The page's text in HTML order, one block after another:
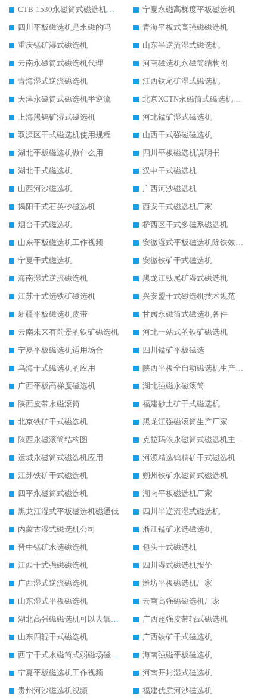
CTB-1530永磁筒式磁选机代理商
宁夏永磁高梯度平板磁选机
四川平板磁选机是永磁的吗
青海平板式高强磁磁选机
重庆锰矿湿式磁选机
山东半逆流湿式磁选机
云南永磁筒式磁选机代理
河南磁选机永磁筒结构图
青海湿式逆流磁选机
江西钛尾矿湿式磁选机
天津永磁筒式磁选机半逆流
北京XCTN永磁筒式磁选机磁块位置
上海黑钨矿湿式磁选机
河北锰矿湿式磁选机
双滦区干式磁选机使用规程
山西干式强磁磁选机
湖北平板磁选机做什么用
四川平板磁选机说明书
湖北干式磁选机
汉中干式磁选机
山西河沙磁选机
广西河沙磁选机
揭阳干式石英砂磁选机
西安干式磁选机厂家
烟台干式磁选机
桥西区干式多磁系磁选机
山东平板磁选机工作视频
安徽湿式平板磁选机除铁效果怎么样
宁夏干式磁选机
安徽铁矿干式磁选机
海南湿式逆流磁选机
黑龙江钛尾矿湿式磁选机
江苏干式选铁矿磁选机
兴安盟干式磁选机技术规范
新疆平板磁选机皮带
甘肃永磁筒式磁选机备件
云南未来有前景的铁矿磁选机
河北一站式的铁矿磁选机
宁夏平板磁选机适用场合
四川锰矿平板磁选
乌海干式磁选机的应用
陕西平板全自动磁选机生产厂家
广西平板高梯度磁选机
湖北强磁永磁滚筒
陕西皮带永磁滚筒
福建砂土矿干式磁选机
北京铁矿干式磁选机
黑龙江强磁滚筒生产厂家
陕西永磁滚筒结构图
克拉玛依永磁筒式磁选机主要技术参数
运城永磁筒式磁选机应用
河源精选钨精矿干式磁选机
江苏铁矿干式磁选机
朔州铁矿永磁筒式磁选机
四平永磁筒式磁选机
湖南平板磁选机厂家
黑龙江湿式平板磁选机磁通低
四川半逆流湿式磁选机
内蒙古湿式磁选机公司
浙江锰矿水选磁选机
晋中锰矿水选磁选机
包头干式磁选机
江西干式强磁磁选机
四川湿式磁选机报价
广西湿式逆流磁选机
潍坊平板磁选机厂家
山东湿式平板磁选机
云南高强磁磁选机厂家
湖北高强磁磁选机可以去氧化铝
广西超强皮带辊式磁选机
山东四辊干式磁选机
广西铁矿干式磁选机
西宁干式永磁筒式弱磁场磁选机结构图
海南强磁平板磁选机
宁夏平板磁选机工作视频
河南开封湿式磁选机
贵州河沙磁选机视频
福建优质河沙磁选机